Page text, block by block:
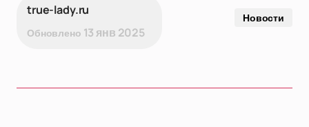
true-lady.ru
Обновлено 13 янв 2025
Новости